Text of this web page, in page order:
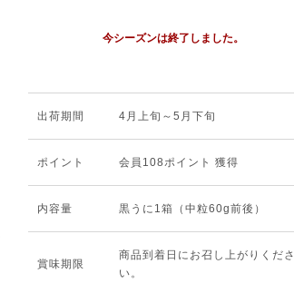
今シーズンは終了しました。
出荷期間 4月上旬～5月下旬
ポイント 会員108ポイント 獲得
内容量 黒うに1箱（中粒60g前後）
賞味期限
商品到着日にお召し上がりくださ
い。